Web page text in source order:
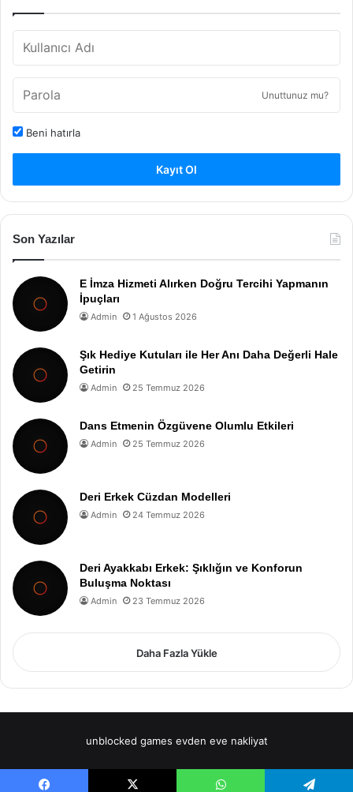
Unuttunuz mu?
Beni hatırla
Kayıt Ol
Son Yazılar
E İmza Hizmeti Alırken Doğru Tercihi Yapmanın
İpuçları
Admin 1 Ağustos 2026
Şık Hediye Kutuları ile Her Anı Daha Değerli Hale
Getirin
Admin 25 Temmuz 2026
Dans Etmenin Özgüvene Olumlu Etkileri
Admin 25 Temmuz 2026
Deri Erkek Cüzdan Modelleri
Admin 24 Temmuz 2026
Deri Ayakkabı Erkek: Şıklığın ve Konforun
Buluşma Noktası
Admin 23 Temmuz 2026
Daha Fazla Yükle
unblocked games evden eve nakliyat